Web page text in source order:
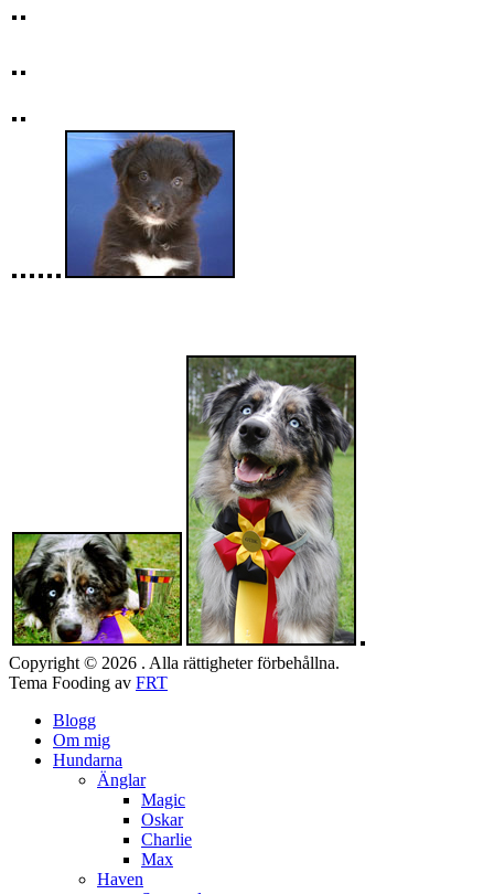
Copyright © 2026 . Alla rättigheter förbehållna.
Tema Fooding av FRT
Blogg
Om mig
Hundarna
Änglar
Magic
Oskar
Charlie
Max
Haven